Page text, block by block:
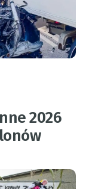
2026